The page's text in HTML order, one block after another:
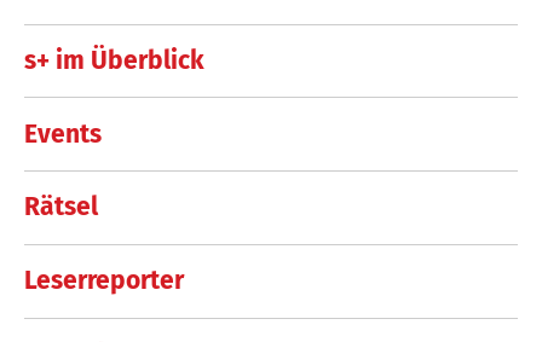
s+ im Überblick
Events
Rätsel
Leserreporter